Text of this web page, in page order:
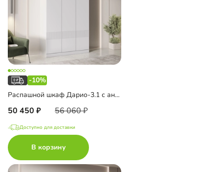
-10%
Распашной шкаф Дарио-3.1 с антресолью
50 450 56 060
Доступно для доставки
В корзину